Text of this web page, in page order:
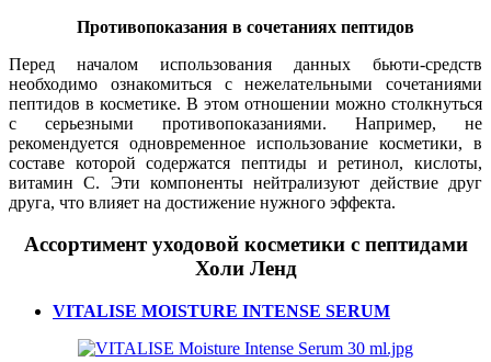
Противопоказания в сочетаниях пептидов
Перед началом использования данных бьюти-средств
необходимо ознакомиться с нежелательными сочетаниями
пептидов в косметике. В этом отношении можно столкнуться
с серьезными противопоказаниями. Например, не
рекомендуется одновременное использование косметики, в
составе которой содержатся пептиды и ретинол, кислоты,
витамин С. Эти компоненты нейтрализуют действие друг
друга, что влияет на достижение нужного эффекта.
Ассортимент уходовой косметики с пептидами
Холи Ленд
VITALISE MOISTURE INTENSE SERUM